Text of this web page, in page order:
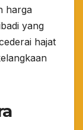
harga
yang
hajat